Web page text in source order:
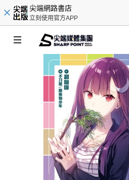
尖端網路書店
立刻使用官方APP